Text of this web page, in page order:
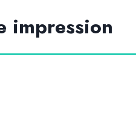
impression